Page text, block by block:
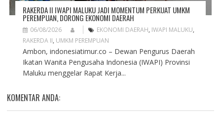
RAKERDA II IWAPI MALUKU JADI MOMENTUM PERKUAT UMKM
PEREMPUAN, DORONG EKONOMI DAERAH
06/08/2026 EKONOMI DAERAH, IWAPI MALUKU,
RAKERDA II, UMKM PEREMPUAN
Ambon, indonesiatimur.co – Dewan Pengurus Daerah
Ikatan Wanita Pengusaha Indonesia (IWAPI) Provinsi
Maluku menggelar Rapat Kerja...
KOMENTAR ANDA: